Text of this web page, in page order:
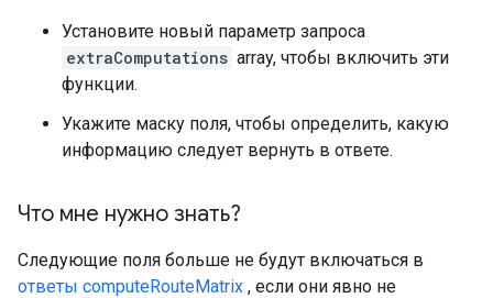
Установите новый параметр запроса
extraComputations array, чтобы включить эти
функции.
Укажите маску поля, чтобы определить, какую
информацию следует вернуть в ответе.
Что мне нужно знать?
Следующие поля больше не будут включаться в
ответы computeRouteMatrix , если они явно не